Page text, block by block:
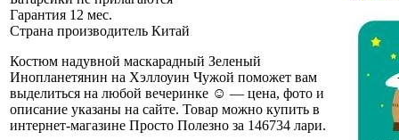
Гарантия 12 мес.
Страна производитель Китай
Костюм надувной маскарадный Зеленый
Инопланетянин на Хэллоуин Чужой поможет вам
выделиться на любой вечеринке ☺ — цена, фото и
описание указаны на сайте. Товар можно купить в
интернет-магазине Просто Полезно за 146734 лари.